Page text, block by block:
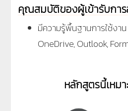
คุณสมบัติของผู้เข้ารับกา
มีความรู้พื้นฐานการใช้งา
OneDrive, Outlook,
หลักสูตรนี้เหม